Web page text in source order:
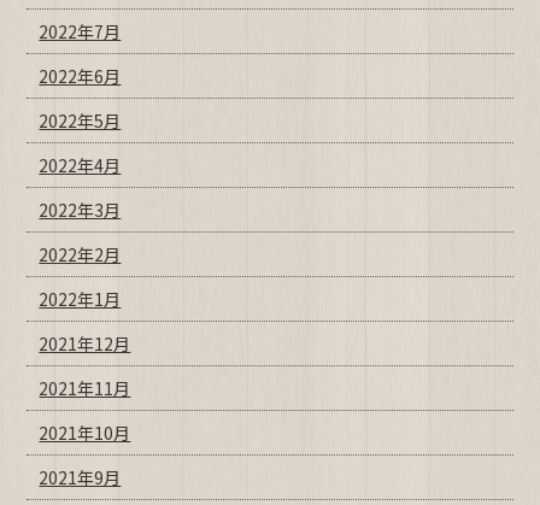
2022年7月
2022年6月
2022年5月
2022年4月
2022年3月
2022年2月
2022年1月
2021年12月
2021年11月
2021年10月
2021年9月